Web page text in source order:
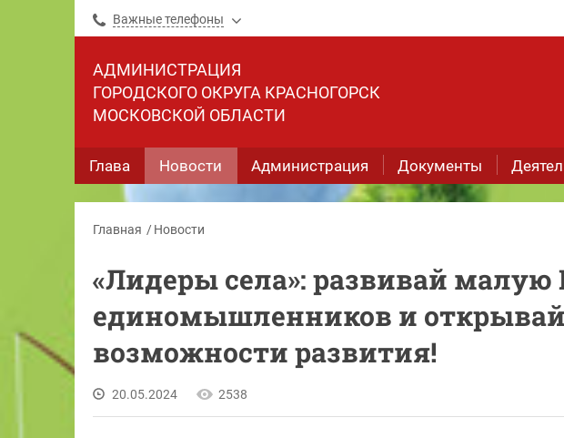
Важные телефоны
АДМИНИСТРАЦИЯ
ГОРОДСКОГО ОКРУГА КРАСНОГОРСК
МОСКОВСКОЙ ОБЛАСТИ
Глава Новости Администрация Документы
Главная Новости
«Лидеры села»: развивай
единомышленников и
возможности развития!
20.05.2024 2538